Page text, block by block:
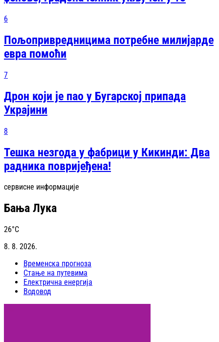
6
Пољопривредницима потребне милијарде
евра помоћи
7
Дрон који је пао у Бугарској припада
Украјини
8
Тешка незгода у фабрици у Кикинди: Два
радника повријеђена!
сервисне информације
Бања Лука
26°C
8. 8. 2026.
Временска прогноза
Стање на путевима
Електрична енергија
Водовод